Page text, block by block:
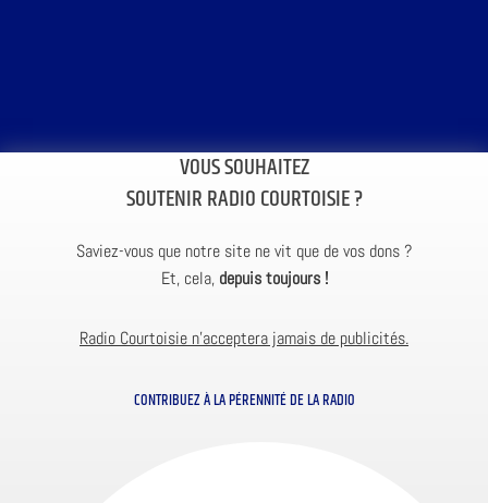
VOUS SOUHAITEZ
SOUTENIR RADIO COURTOISIE ?
Saviez-vous que notre site ne vit que de vos dons ?
Et, cela, depuis toujours !
Radio Courtoisie n’acceptera jamais de publicités.
CONTRIBUEZ À LA PÉRENNITÉ DE LA RADIO